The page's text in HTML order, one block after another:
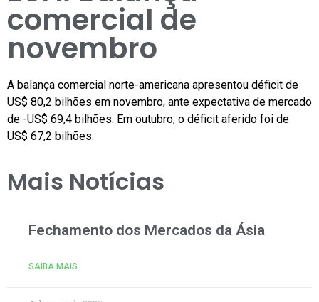
comercial de
novembro
A balança comercial norte-americana apresentou déficit de
US$ 80,2 bilhões em novembro, ante expectativa de mercado
de -US$ 69,4 bilhões. Em outubro, o déficit aferido foi de
US$ 67,2 bilhões.
Mais Notícias
Fechamento dos Mercados da Ásia
SAIBA MAIS